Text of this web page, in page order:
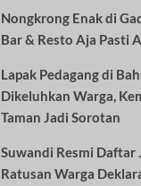
Nongkrong Enak di
Bar & Resto Aja Pasti
Lapak Pedagang di
Dikeluhkan Warga,
Taman Jadi Sorotan
Suwandi Resmi Daftar
Ratusan Warga